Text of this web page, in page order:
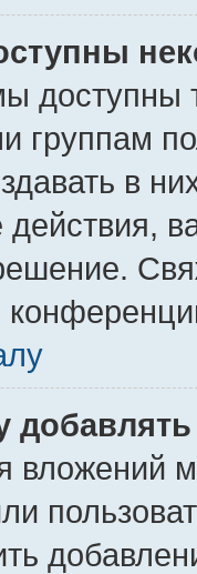
доступны
группам
в
действия,
вложений